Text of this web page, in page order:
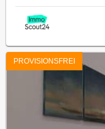
PROVISIONSFREI